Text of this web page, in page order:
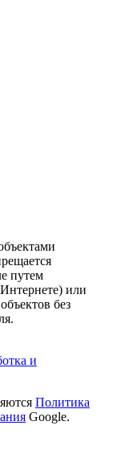
путем
или
без
и
Политика
Google.